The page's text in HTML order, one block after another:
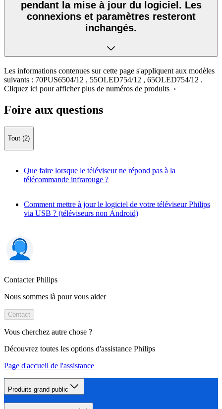
pendant la mise à jour du logiciel. Les
connexions et paramètres resteront
inchangés.
Les informations contenues sur cette page s'appliquent aux modèles
suivants : 70PUS6504/12 , 55OLED754/12 , 65OLED754/12 .
Cliquez ici pour afficher plus de numéros de produits ›
Foire aux questions
Tout (2)
Que faire lorsque le téléviseur ne répond pas à la
télécommande infrarouge ?
Comment mettre à jour le logiciel de votre téléviseur Philips
via USB ? (téléviseurs non Android)
Contacter Philips
Nous sommes là pour vous aider
Contact
Vous cherchez autre chose ?
Découvrez toutes les options d'assistance Philips
Page d'accueil de l'assistance
Produits grand public